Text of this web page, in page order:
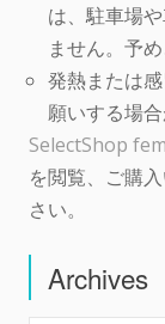
は、駐車場
ません。予
発熱または
願いする場
SelectShop
を閲覧、ご購
さい。
Archives